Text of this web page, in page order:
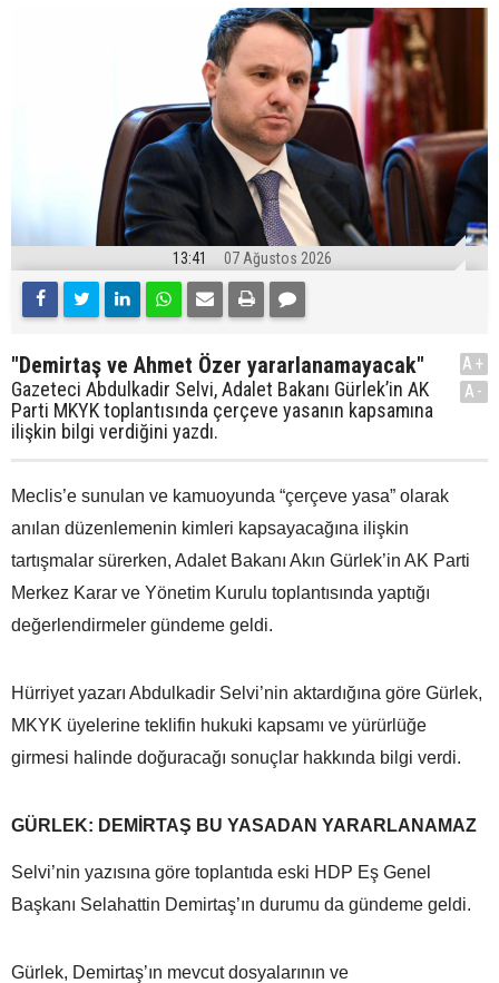
13:41 07 Ağustos 2026
"Demirtaş ve Ahmet Özer yararlanamayacak"
Gazeteci Abdulkadir Selvi, Adalet Bakanı Gürlek’in AK
Parti MKYK toplantısında çerçeve yasanın kapsamına
ilişkin bilgi verdiğini yazdı.
A+
A-
Meclis’e sunulan ve kamuoyunda “çerçeve yasa” olarak
anılan düzenlemenin kimleri kapsayacağına ilişkin
tartışmalar sürerken, Adalet Bakanı Akın Gürlek’in AK Parti
Merkez Karar ve Yönetim Kurulu toplantısında yaptığı
değerlendirmeler gündeme geldi.
Hürriyet yazarı Abdulkadir Selvi’nin aktardığına göre Gürlek,
MKYK üyelerine teklifin hukuki kapsamı ve yürürlüğe
girmesi halinde doğuracağı sonuçlar hakkında bilgi verdi.
GÜRLEK: DEMİRTAŞ BU YASADAN YARARLANAMAZ
Selvi’nin yazısına göre toplantıda eski HDP Eş Genel
Başkanı Selahattin Demirtaş’ın durumu da gündeme geldi.
Gürlek, Demirtaş’ın mevcut dosyalarının ve